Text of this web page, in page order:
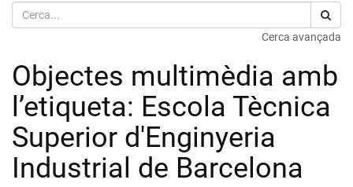
Cerca
Cerca avançada
Objectes multimèdia amb
l’etiqueta: Escola Tècnica
Superior d'Enginyeria
Industrial de Barcelona